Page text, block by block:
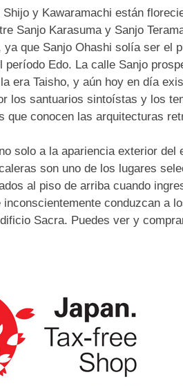
y Kawaramachi están
Sanjo Karasuma y Sanjo
ya que Sanjo Ohashi solía ser el
período Edo. La calle Sanjo
era Taisho, y aún hoy en día
los santuarios sintoístas y los
que conocen las arquitecturas
solo a la apariencia exterior
son uno de los lugares
al piso de arriba cuando
conduzcan a
Sacra. Puedes ver y